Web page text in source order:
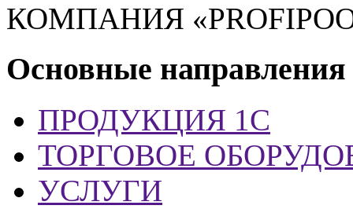
КОМПАНИЯ
Основные направления
ПРОДУКЦИЯ 1С
ТОРГОВОЕ
УСЛУГИ